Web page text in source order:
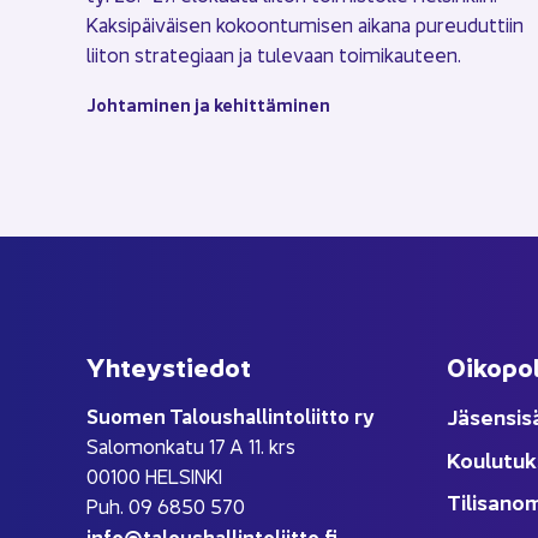
Kak­si­päi­väi­sen ko­koon­tu­mi­sen ai­ka­na pu­reu­dut­tiin
lii­ton stra­te­gi­aan ja tu­le­vaan toi­mi­kau­teen.
Joh­ta­mi­nen ja ke­hit­tä­mi­nen
Yh­teys­tie­dot
Suo­men Ta­lous­hal­lin­to­liit­to ry
Sa­lo­mon­ka­tu 17 A 11. krs
00100 HEL­SIN­KI
Puh. 09 6850 570